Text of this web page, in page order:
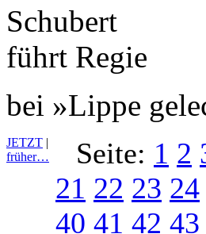
bei »Lippe
JETZT |
früher…
Seite: 1 2
21 22 23 24
40 41 42 43